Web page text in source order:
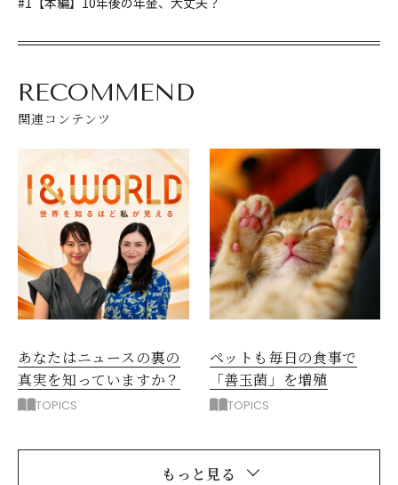
RECOMMEND
関連コンテンツ
あなたはニュースの裏の
真実を知っていますか？
TOPICS
ペットも毎日の食事で
「善玉菌」を増殖
TOPICS
もっと見る